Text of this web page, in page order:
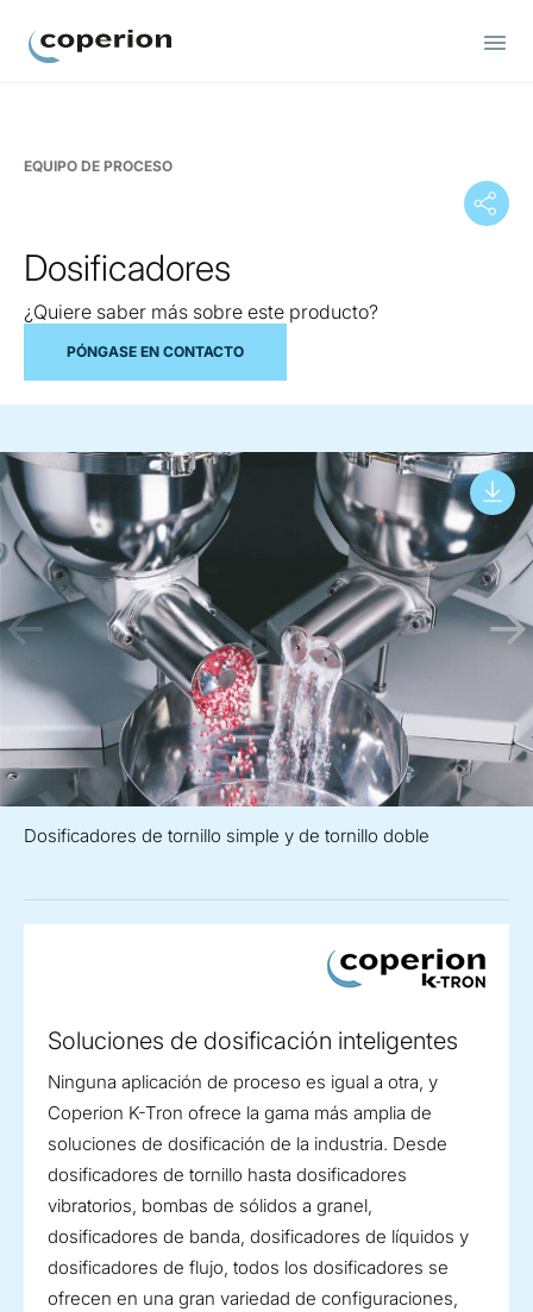
EQUIPO DE PROCESO
Dosificadores
¿Quiere saber más sobre este producto?
PÓNGASE EN CONTACTO
Dosificadores de tornillo simple y de tornillo doble
Soluciones de dosificación inteligentes
Ninguna aplicación de proceso es igual a otra, y
Coperion K-Tron ofrece la gama más amplia de
soluciones de dosificación de la industria. Desde
dosificadores de tornillo hasta dosificadores
vibratorios, bombas de sólidos a granel,
dosificadores de banda, dosificadores de líquidos y
dosificadores de flujo, todos los dosificadores se
ofrecen en una gran variedad de configuraciones,